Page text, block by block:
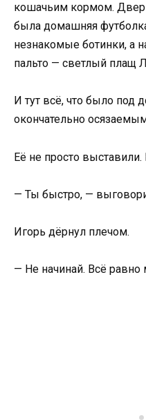
кошачьим кормом.
была домашняя
незнакомые ботинки, а
пальто — светлый плащ
И тут всё, что было под
окончательно
Её не просто
— Ты быстро, —
Игорь дёрнул плечом.
— Не начинай. Всё